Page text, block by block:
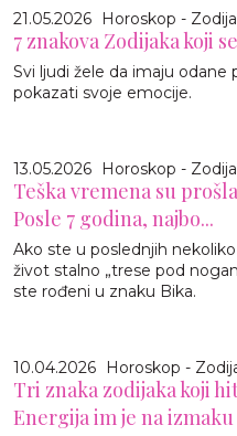
21.05.2026 Horoskop -
7 znakova Zodijaka koji
Svi ljudi žele da imaju
pokazati svoje emocije.
13.05.2026 Horoskop -
Teška vremena su
Posle 7 godina, najbo...
Ako ste u poslednjih
život stalno „trese pod
ste rođeni u znaku Bika.
10.04.2026 Horoskop -
Tri znaka zodijaka koji
Energija im je na izmaku